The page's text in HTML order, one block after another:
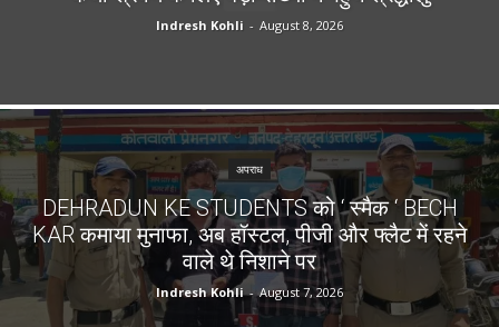
Indresh Kohli - August 8, 2026
अपराध
DEHRADUN KE STUDENTS को ‘ स्मैक ‘ BECH
KAR कमाया मुनाफा, अब हॉस्टल, पीजी और फ्लैट में रहने
वाले थे निशाने पर
Indresh Kohli - August 7, 2026